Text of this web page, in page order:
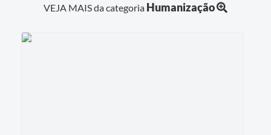
VEJA MAIS da categoria Humanização